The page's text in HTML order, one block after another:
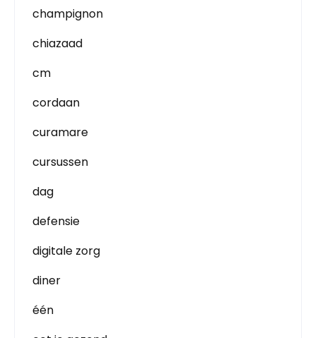
champignon
chiazaad
cm
cordaan
curamare
cursussen
dag
defensie
digitale zorg
diner
één